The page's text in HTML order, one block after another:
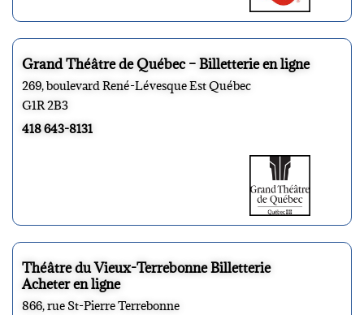
Grand Théâtre de Québec – Billetterie en ligne
269, boulevard René-Lévesque Est Québec
G1R 2B3
418 643-8131
Théâtre du Vieux-Terrebonne Billetterie
Acheter en ligne
866, rue St-Pierre Terrebonne